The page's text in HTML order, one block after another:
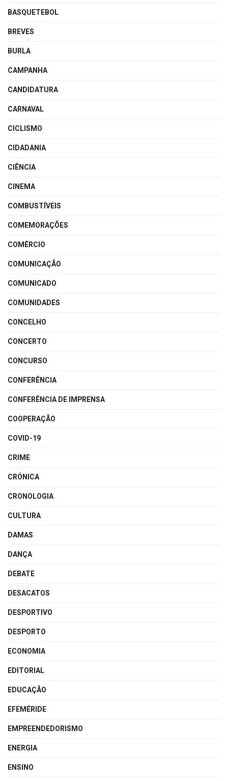
BASQUETEBOL
BREVES
BURLA
CAMPANHA
CANDIDATURA
CARNAVAL
CICLISMO
CIDADANIA
CIÊNCIA
CINEMA
COMBUSTÍVEIS
COMEMORAÇÕES
COMÉRCIO
COMUNICAÇÃO
COMUNICADO
COMUNIDADES
CONCELHO
CONCERTO
CONCURSO
CONFERÊNCIA
CONFERÊNCIA DE IMPRENSA
COOPERAÇÃO
COVID-19
CRIME
CRÓNICA
CRONOLOGIA
CULTURA
DAMAS
DANÇA
DEBATE
DESACATOS
DESPORTIVO
DESPORTO
ECONOMIA
EDITORIAL
EDUCAÇÃO
EFEMÉRIDE
EMPREENDEDORISMO
ENERGIA
ENSINO